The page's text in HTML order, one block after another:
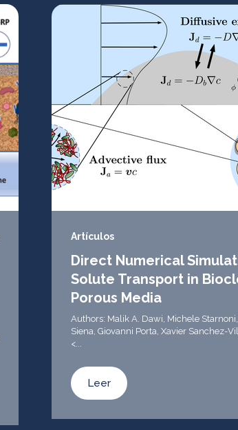
Artículos
Direct Numerical
Solute Transport in
Porous Media
Authors: Malik A. Dawi, Michele
Siena, Giovanni Porta, Xavier Sanchez-
<...
Leer